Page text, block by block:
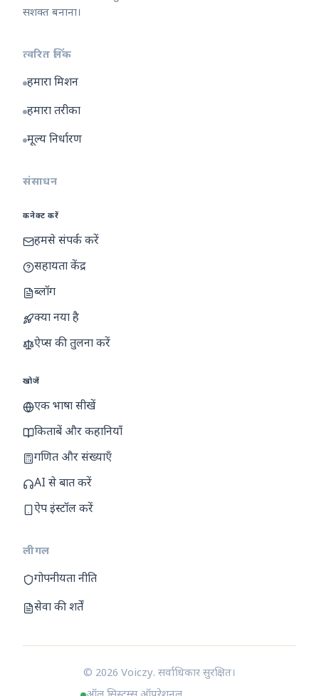
सशक्त बनाना।
त्वरित लिंक
हमारा मिशन
हमारा तरीका
मूल्य निर्धारण
संसाधन
कनेक्ट करें
हमसे संपर्क करें
सहायता केंद्र
ब्लॉग
क्या नया है
ऐप्स की तुलना करें
खोजें
एक भाषा सीखें
किताबें और कहानियाँ
गणित और संख्याएँ
AI से बात करें
ऐप इंस्टॉल करें
लीगल
गोपनीयता नीति
सेवा की शर्तें
© 2026 Voiczy. सर्वाधिकार सुरक्षित।